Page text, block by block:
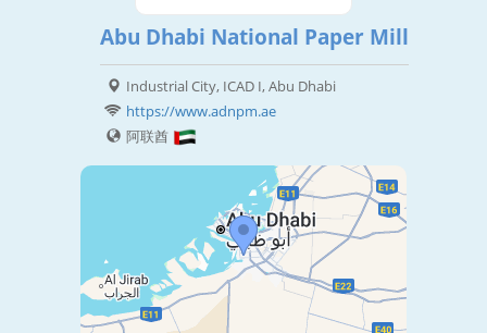
Abu Dhabi National Paper Mill
Industrial City, ICAD I, Abu Dhabi
https://www.adnpm.ae
阿联酋